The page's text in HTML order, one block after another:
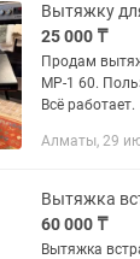
25 000 ₸
Продам
MP-1 60.
Всё работает.
Алматы, 29
Вытяжка
60 000 ₸
Вытяжка